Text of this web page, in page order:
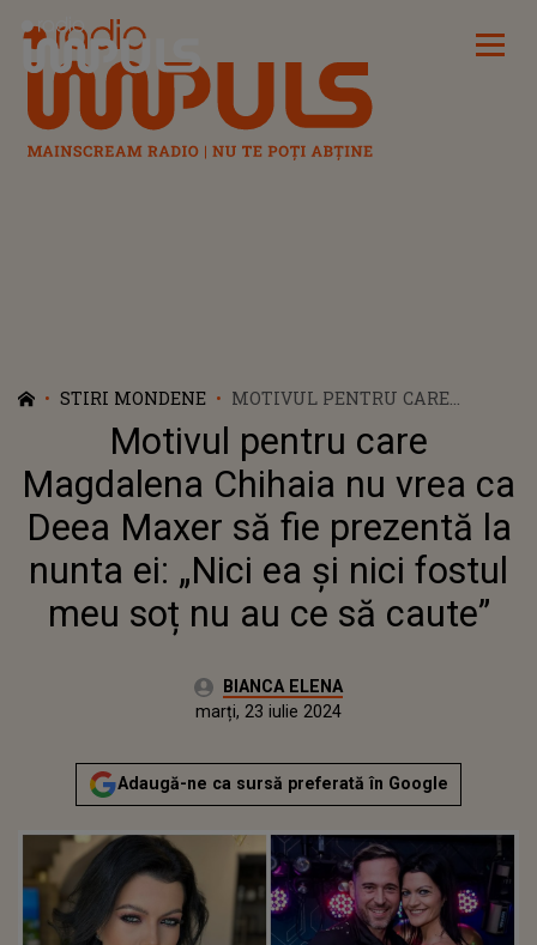
Radio Impuls
STIRI MONDENE
MOTIVUL PENTRU CARE
MAGDALENA CHIHAIA NU
VREA CA DEEA MAXER SĂ FIE
PREZENTĂ LA NUNTA EI: „NICI
EA ȘI NICI FOSTUL MEU SOȚ NU
AU CE SĂ CAUTE”
Motivul pentru care
Magdalena Chihaia nu vrea ca
Deea Maxer să fie prezentă la
nunta ei: „Nici ea și nici fostul
meu soț nu au ce să caute”
Autor:BIANCA ELENA
Actualizat:
marți, 23 iulie 2024
Adaugă-ne ca sursă preferată în Google